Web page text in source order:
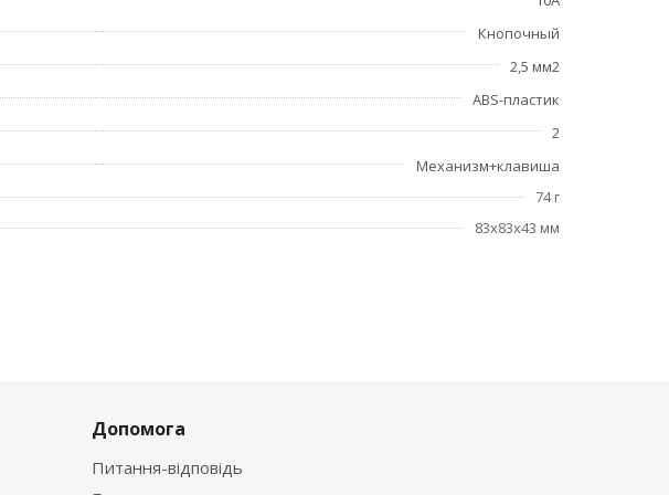
Кнопочный
2,5 мм2
ABS-пластик
2
Механизм+клавиша
74 г
83x83x43 мм
Допомога
Питання-відповідь